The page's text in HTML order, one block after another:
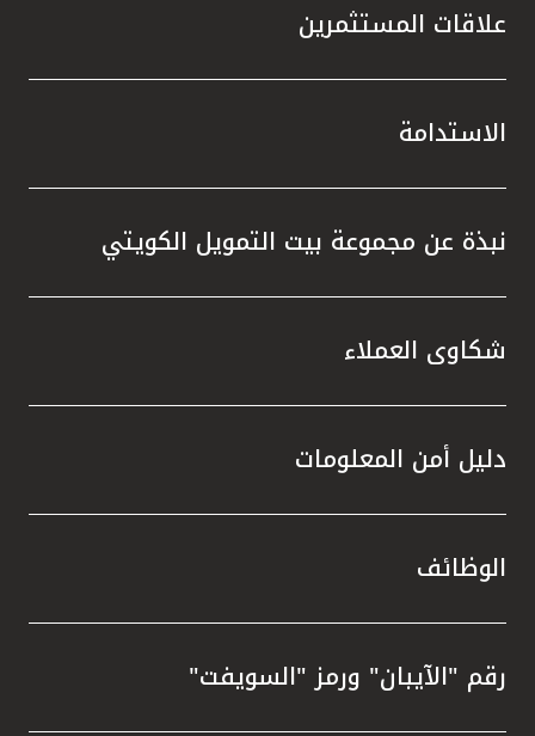
علاقات المستثمرين
الاستدامة
نبذة عن مجموعة بيت التمويل الكويتي
شكاوى العملاء
دليل أمن المعلومات
الوظائف
رقم "الآيبان" ورمز "السويفت"